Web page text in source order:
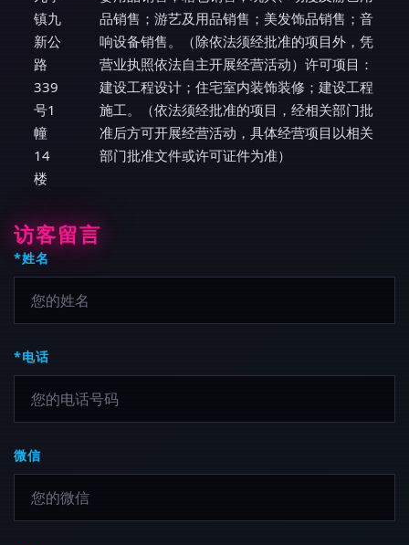
镇九
新公
路
339
号1
幢
14
楼
品销售；游艺及用品销售；美发饰品销售；音
响设备销售。（除依法须经批准的项目外，凭
营业执照依法自主开展经营活动）许可项目：
建设工程设计；住宅室内装饰装修；建设工程
施工。（依法须经批准的项目，经相关部门批
准后方可开展经营活动，具体经营项目以相关
部门批准文件或许可证件为准）
访客留言
*姓名
*电话
微信